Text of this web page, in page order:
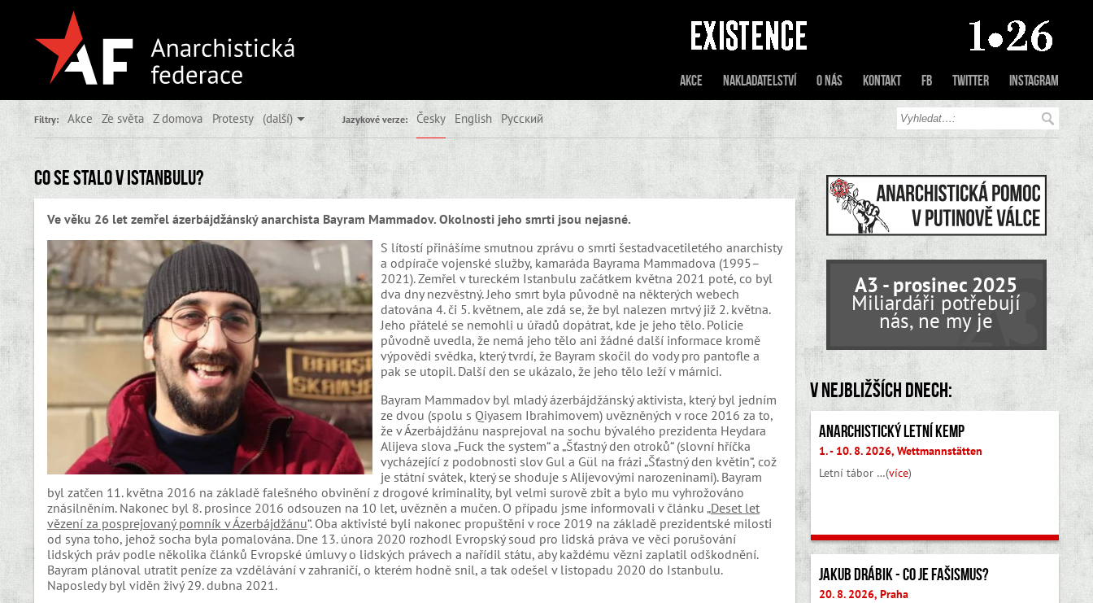
Akce Nakladatelství O nás Kontakt FB Twitter Instagram
Filtry: Akce Ze světa Z domova Protesty (další) Jazykové verze: Česky English Русский
Co se stalo v Istanbulu?
Ve věku 26 let zemřel ázerbájdžánský anarchista Bayram Mammadov. Okolnosti jeho smrti jsou nejasné.
S lítostí přinášíme smutnou zprávu o smrti šestadvacetiletého anarchisty
a odpírače vojenské služby, kamaráda Bayrama Mammadova (1995–
2021). Zemřel v tureckém Istanbulu začátkem května 2021 poté, co byl
dva dny nezvěstný. Jeho smrt byla původně na některých webech
datována 4. či 5. květnem, ale zdá se, že byl nalezen mrtvý již 2. května.
Jeho přátelé se nemohli u úřadů dopátrat, kde je jeho tělo. Policie
původně uvedla, že nemá jeho tělo ani žádné další informace kromě
výpovědi svědka, který tvrdí, že Bayram skočil do vody pro pantofle a
pak se utopil. Další den se ukázalo, že jeho tělo leží v márnici.
Bayram Mammadov byl mladý ázerbájdžánský aktivista, který byl jedním
ze dvou (spolu s Qiyasem Ibrahimovem) uvězněných v roce 2016 za to,
že v Ázerbájdžánu nasprejoval na sochu bývalého prezidenta Heydara
Alijeva slova „Fuck the system“ a „Šťastný den otroků“ (slovní hříčka
vycházející z podobnosti slov Gul a Gül na frázi „Šťastný den květin“, což
je státní svátek, který se shoduje s Alijevovými narozeninami). Bayram
byl zatčen 11. května 2016 na základě falešného obvinění z drogové kriminality, byl velmi surově zbit a bylo mu vyhrožováno
znásilněním. Nakonec byl 8. prosince 2016 odsouzen na 10 let, uvězněn a mučen. O případu jsme informovali v článku „Deset let
vězení za posprejovaný pomník v Ázerbájdžánu“. Oba aktivisté byli nakonec propuštěni v roce 2019 na základě prezidentské milosti
od syna toho, jehož socha byla pomalována. Dne 13. února 2020 rozhodl Evropský soud pro lidská práva ve věci porušování
lidských práv podle několika článků Evropské úmluvy o lidských právech a nařídil státu, aby každému vězni zaplatil odškodnění.
Bayram plánoval utratit peníze za vzdělávání v zahraničí, o kterém hodně snil, a tak odešel v listopadu 2020 do Istanbulu.
Naposledy byl viděn živý 29. dubna 2021.
A3 - prosinec 2025
Miliardáři potřebují
nás, ne my je
V nejbližších dnech:
Anarchistický letní kemp
1. - 10. 8. 2026, Wettmannstätten
Letní tábor …(více)
Jakub Drábik - Co je fašismus?
20. 8. 2026, Praha